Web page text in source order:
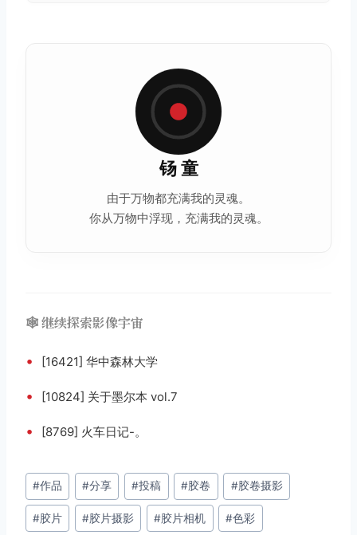
钖 童
由于万物都充满我的灵魂。
你从万物中浮现，充满我的灵魂。
🕸️ 继续探索影像宇宙
• [16421] 华中森林大学
• [10824] 关于墨尔本 vol.7
• [8769] 火车日记-。
文
章
标
#作品 #分享 #投稿 #胶卷 #胶卷摄影
#胶片 #胶片摄影 #胶片相机 #色彩